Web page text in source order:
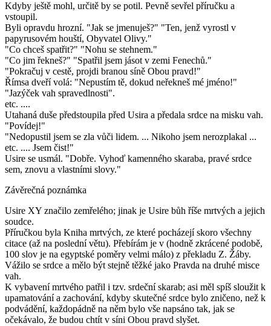
Kdyby ještě mohl, určitě by se potil. Pevně sevřel příručku a
vstoupil.
Byli opravdu hrozní. "Jak se jmenuješ?" "Ten, jenž vyrostl v
papyrusovém houští, Obyvatel Olivy."
"Co chceš spatřit?" "Nohu se stehnem."
"Co jim řekneš?" "Spatřil jsem jásot v zemi Fenechů."
"Pokračuj v cestě, projdi branou síně Obou pravd!"
Římsa dveří volá: "Nepustím tě, dokud neřekneš mé jméno!"
"Jazýček vah spravedlnosti".
etc. ....
Utahaná duše předstoupila před Usira a předala srdce na misku vah.
"Povídej!"
"Nedopustil jsem se zla vůči lidem. ... Nikoho jsem nerozplakal ...
etc. .... Jsem čist!"
Usire se usmál. "Dobře. Vyhoď kamenného skaraba, pravé srdce
sem, znovu a vlastními slovy."
Závěrečná poznámka
Usire XY značilo zemřelého; jinak je Usire bůh říše mrtvých a jejich
soudce.
Příručkou byla Kniha mrtvých, ze které pocházejí skoro všechny
citace (až na poslední větu). Přebírám je v (hodně zkrácené podobě,
100 slov je na egyptské poměry velmi málo) z překladu Z. Žáby.
Vážilo se srdce a mělo být stejně těžké jako Pravda na druhé misce
vah.
K vybavení mrtvého patřil i tzv. srdeční skarab; asi měl spíš sloužit k
upamatování a zachování, kdyby skutečné srdce bylo zničeno, než k
podvádění, každopádně na něm bylo vše napsáno tak, jak se
očekávalo, že budou chtít v síni Obou pravd slyšet.